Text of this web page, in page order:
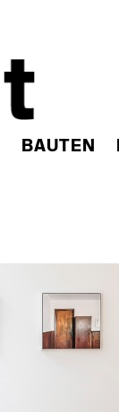
BAUTEN